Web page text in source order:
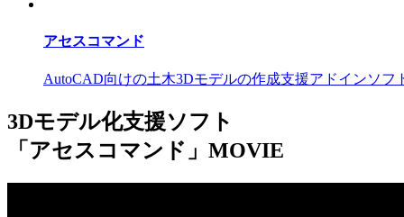
アセスコマンド
AutoCAD向けの土木3Dモデルの作成支援アドインソフ
3Dモデル化支援ソフト
「アセスコマンド」 MOVIE